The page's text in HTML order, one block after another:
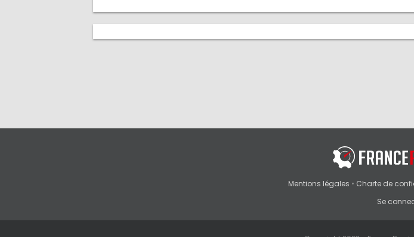
Mentions légales • Charte de
Se